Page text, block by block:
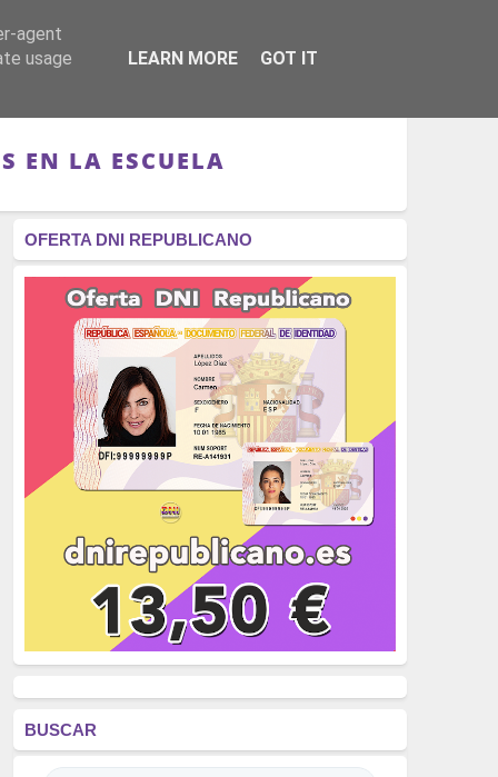
RÉGIMEN - MONARQUÍA
EN LA ESCUELA
OFERTA DNI REPUBLICANO
BUSCAR
agent
usage
LEARN MORE GOT IT